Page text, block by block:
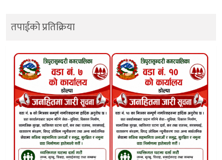
तपाईको प्रतिक्रिया